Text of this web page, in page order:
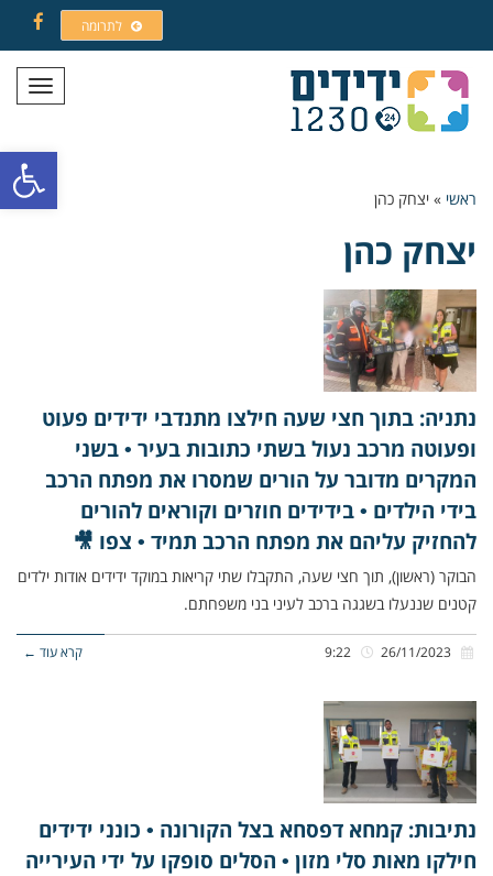
פתח
לתרומה
תפריט
ראשי » יצחק כהן
יצחק כהן
נתניה: בתוך חצי שעה חילצו מתנדבי ידידים פעוט
ופעוטה מרכב נעול בשתי כתובות בעיר • בשני
המקרים מדובר על הורים שמסרו את מפתח הרכב
בידי הילדים • בידידים חוזרים וקוראים להורים
להחזיק עליהם את מפתח הרכב תמיד • צפו 🎥
הבוקר (ראשון), תוך חצי שעה, התקבלו שתי קריאות במוקד ידידים אודות ילדים
קטנים שננעלו בשגגה ברכב לעיני בני משפחתם.
קרא עוד ←
נתיבות: קמחא דפסחא בצל הקורונה • כונני ידידים
חילקו מאות סלי מזון • הסלים סופקו על ידי העירייה